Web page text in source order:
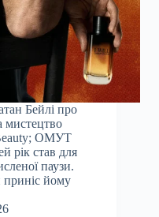
Бейлі про
мистецтво
ОМУТ
рік став для
паузи.
приніс йому